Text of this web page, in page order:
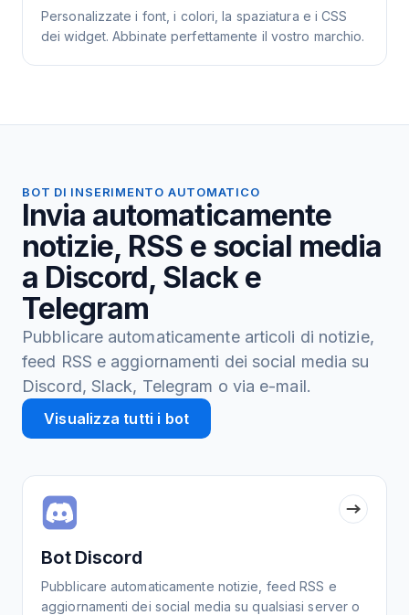
Personalizzate i font, i colori, la spaziatura e i CSS
dei widget. Abbinate perfettamente il vostro marchio.
BOT DI INSERIMENTO AUTOMATICO
Invia automaticamente
notizie, RSS e social media
a Discord, Slack e
Telegram
Pubblicare automaticamente articoli di notizie,
feed RSS e aggiornamenti dei social media su
Discord, Slack, Telegram o via e-mail.
Visualizza tutti i bot
Bot Discord
Pubblicare automaticamente notizie, feed RSS e
aggiornamenti dei social media su qualsiasi server o